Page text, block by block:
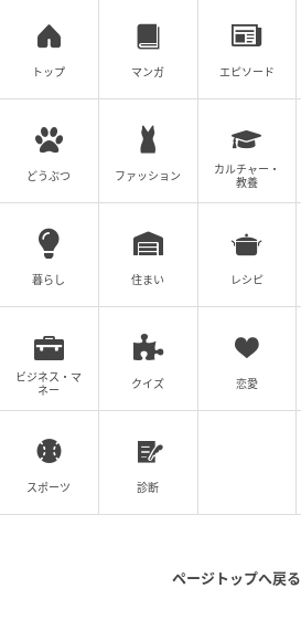
トップ マンガ エピソード
どうぶつ ファッション
カルチャー・
教養
暮らし 住まい レシピ
ビジネス・マ
ネー
クイズ 恋愛
スポーツ 診断
ページトップへ戻る